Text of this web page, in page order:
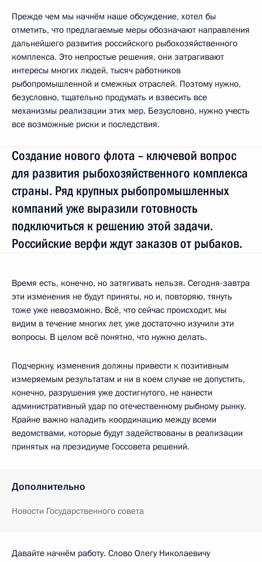
Прежде чем мы начнём наше обсуждение, хотел бы
отметить, что предлагаемые меры обозначают направления
дальнейшего развития российского рыбохозяйственного
комплекса. Это непростые решения, они затрагивают
интересы многих людей, тысяч работников
рыбопромышленной и смежных отраслей. Поэтому нужно,
безусловно, тщательно продумать и взвесить все
механизмы реализации этих мер. Безусловно, нужно учесть
все возможные риски и последствия.
Создание нового флота – ключевой вопрос
для развития рыбохозяйственного комплекса
страны. Ряд крупных рыбопромышленных
компаний уже выразили готовность
подключиться к решению этой задачи.
Российские верфи ждут заказов от рыбаков.
Время есть, конечно, но затягивать нельзя. Сегодня-завтра
эти изменения не будут приняты, но и, повторяю, тянуть
тоже уже невозможно. Всё, что сейчас происходит, мы
видим в течение многих лет, уже достаточно изучили эти
вопросы. В целом всё понятно, что нужно делать.
Подчеркну, изменения должны привести к позитивным
измеряемым результатам и ни в коем случае не допустить,
конечно, разрушения уже достигнутого, не нанести
административный удар по отечественному рыбному рынку.
Крайне важно наладить координацию между всеми
ведомствами, которые будут задействованы в реализации
принятых на президиуме Госсовета решений.
Дополнительно
Новости Государственного совета
Давайте начнём работу. Слово Олегу Николаевичу